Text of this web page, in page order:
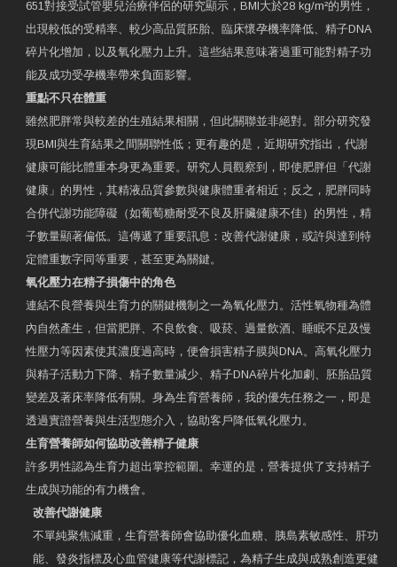
651對接受試管嬰兒治療伴侶的研究顯示，BMI大於28 kg/m²的男性，
出現較低的受精率、較少高品質胚胎、臨床懷孕機率降低、精子DNA
碎片化增加，以及氧化壓力上升。這些結果意味著過重可能對精子功
能及成功受孕機率帶來負面影響。
重點不只在體重
雖然肥胖常與較差的生殖結果相關，但此關聯並非絕對。部分研究發
現BMI與生育結果之間關聯性低；更有趣的是，近期研究指出，代謝
健康可能比體重本身更為重要。研究人員觀察到，即使肥胖但「代謝
健康」的男性，其精液品質參數與健康體重者相近；反之，肥胖同時
合併代謝功能障礙（如葡萄糖耐受不良及肝臟健康不佳）的男性，精
子數量顯著偏低。這傳遞了重要訊息：改善代謝健康，或許與達到特
定體重數字同等重要，甚至更為關鍵。
氧化壓力在精子損傷中的角色
連結不良營養與生育力的關鍵機制之一為氧化壓力。活性氧物種為體
內自然產生，但當肥胖、不良飲食、吸菸、過量飲酒、睡眠不足及慢
性壓力等因素使其濃度過高時，便會損害精子膜與DNA。高氧化壓力
與精子活動力下降、精子數量減少、精子DNA碎片化加劇、胚胎品質
變差及著床率降低有關。身為生育營養師，我的優先任務之一，即是
透過實證營養與生活型態介入，協助客戶降低氧化壓力。
生育營養師如何協助改善精子健康
許多男性認為生育力超出掌控範圍。幸運的是，營養提供了支持精子
生成與功能的有力機會。
改善代謝健康
不單純聚焦減重，生育營養師會協助優化血糖、胰島素敏感性、肝功
能、發炎指標及心血管健康等代謝標記，為精子生成與成熟創造更健